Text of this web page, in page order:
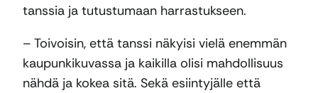
tanssia ja tutustumaan harrastukseen.
– Toivoisin, että tanssi näkyisi vielä enemmän
kaupunkikuvassa ja kaikilla olisi mahdollisuus
nähdä ja kokea sitä. Sekä esiintyjälle että